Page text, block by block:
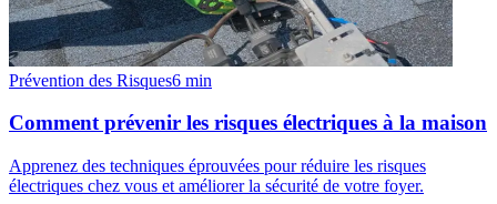
Prévention des Risques6 min
Comment prévenir les risques électriques à la maison
Apprenez des techniques éprouvées pour réduire les risques
électriques chez vous et améliorer la sécurité de votre foyer.